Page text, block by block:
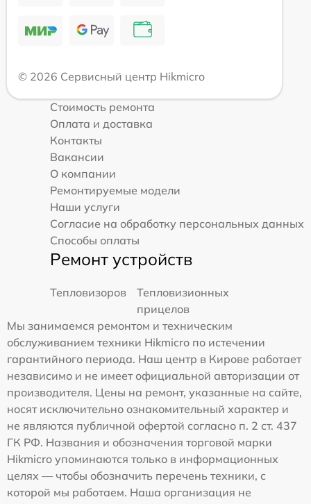
© 2026 Сервисный центр Hikmicro
Стоимость ремонта
Оплата и доставка
Контакты
Вакансии
О компании
Ремонтируемые модели
Наши услуги
Согласие на обработку персональных данных
Способы оплаты
Ремонт устройств
Тепловизоров
Тепловизионных
прицелов
Мы занимаемся ремонтом и техническим
обслуживанием техники Hikmicro по истечении
гарантийного периода. Наш центр в Кирове работает
независимо и не имеет официальной авторизации от
производителя. Цены на ремонт, указанные на сайте,
носят исключительно ознакомительный характер и
не являются публичной офертой согласно п. 2 ст. 437
ГК РФ. Названия и обозначения торговой марки
Hikmicro упоминаются только в информационных
целях — чтобы обозначить перечень техники, с
которой мы работаем. Наша организация не